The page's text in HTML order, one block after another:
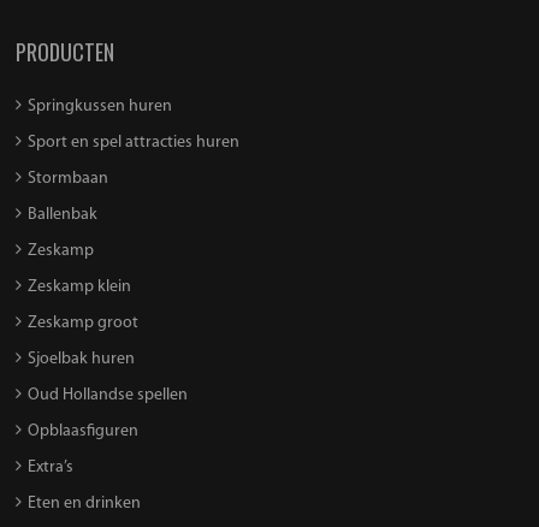
PRODUCTEN
Springkussen huren
Sport en spel attracties huren
Stormbaan
Ballenbak
Zeskamp
Zeskamp klein
Zeskamp groot
Sjoelbak huren
Oud Hollandse spellen
Opblaasfiguren
Extra’s
Eten en drinken